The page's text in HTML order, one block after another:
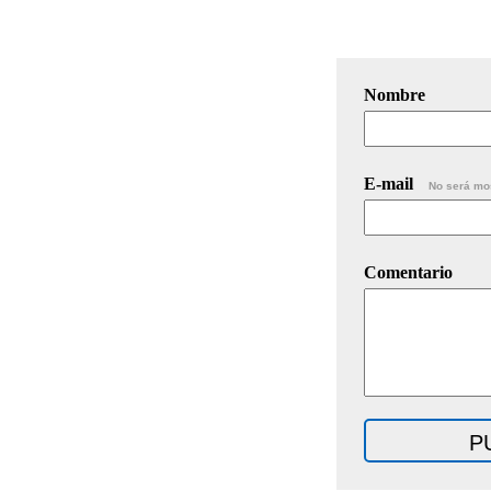
Nombre
E-mail No será
Comentario